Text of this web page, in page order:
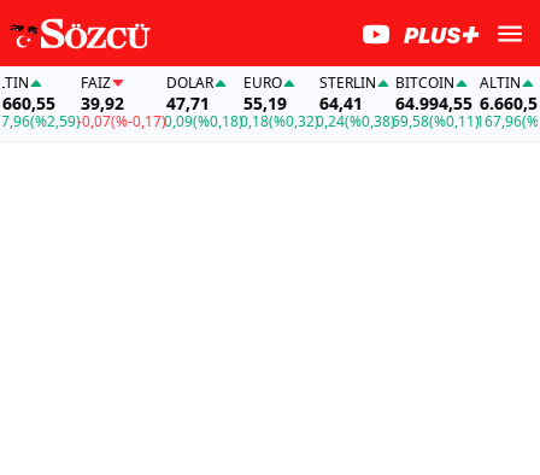
(%2,59)
FAİZ
39,92
-0,07(%-0,17)
DOLAR
47,71
0,09(%0,18)
EURO
55,19
0,18(%0,32)
STERLIN
64,41
0,24(%0,38)
BITCOIN
64.994,55
69,58(%0,11)
ALTIN
6.660,55
167,96